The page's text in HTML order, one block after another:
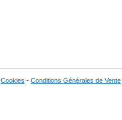
Cookies - Conditions Générales de Vente